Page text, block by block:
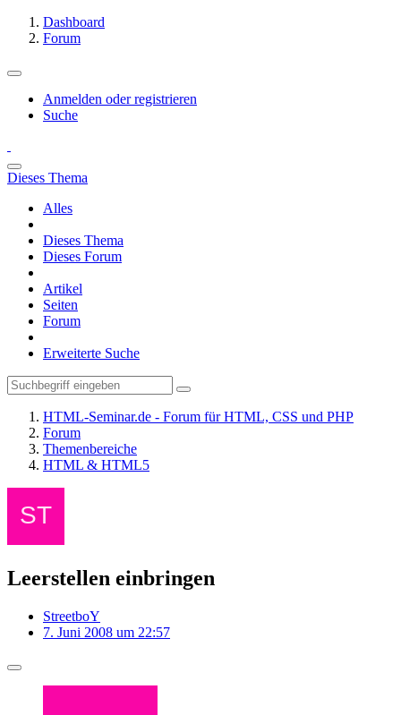
Dashboard
Forum
Anmelden oder registrieren
Suche
Dieses Thema
Alles
Dieses Thema
Dieses Forum
Artikel
Seiten
Forum
Erweiterte Suche
HTML-Seminar.de - Forum für HTML, CSS und PHP
Forum
Themenbereiche
HTML & HTML5
Leerstellen einbringen
StreetboY
7. Juni 2008 um 22:57